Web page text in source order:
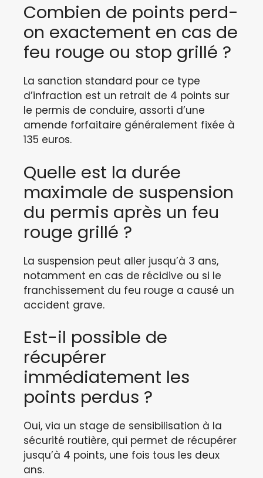
Combien de points perd-
on exactement en cas de
feu rouge ou stop grillé ?
La sanction standard pour ce type
d’infraction est un retrait de 4 points sur
le permis de conduire, assorti d’une
amende forfaitaire généralement fixée à
135 euros.
Quelle est la durée
maximale de suspension
du permis après un feu
rouge grillé ?
La suspension peut aller jusqu’à 3 ans,
notamment en cas de récidive ou si le
franchissement du feu rouge a causé un
accident grave.
Est-il possible de
récupérer
immédiatement les
points perdus ?
Oui, via un stage de sensibilisation à la
sécurité routière, qui permet de récupérer
jusqu’à 4 points, une fois tous les deux
ans.